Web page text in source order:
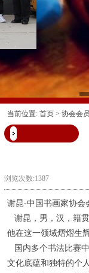
当前位置: 首页 > 协会会员
浏览次数:1387
谢昆-中国书画家协会
谢昆，男，汉，籍
他在这一领域熠熠生辉
国内多个书法比赛
文化底蕴和独特的个